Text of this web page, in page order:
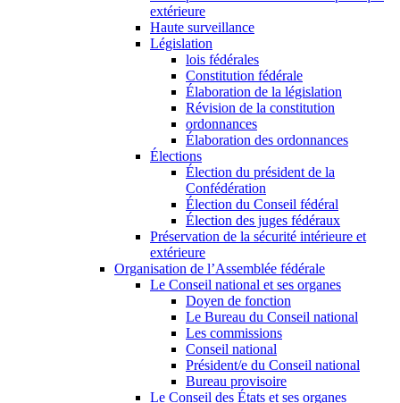
extérieure
Haute surveillance
Législation
lois fédérales
Constitution fédérale
Élaboration de la législation
Révision de la constitution
ordonnances
Élaboration des ordonnances
Élections
Élection du président de la
Confédération
Élection du Conseil fédéral
Élection des juges fédéraux
Préservation de la sécurité intérieure et
extérieure
Organisation de l’Assemblée fédérale
Le Conseil national et ses organes
Doyen de fonction
Le Bureau du Conseil national
Les commissions
Conseil national
Président/e du Conseil national
Bureau provisoire
Le Conseil des États et ses organes